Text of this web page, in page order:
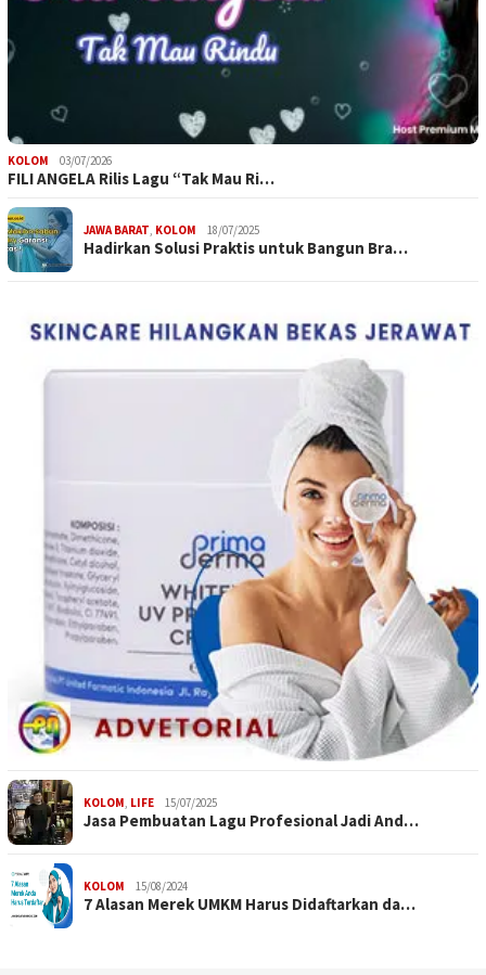
KOLOM 03/07/2026
FILI ANGELA Rilis Lagu “Tak Mau Ri…
JAWA BARAT, KOLOM 18/07/2025
Hadirkan Solusi Praktis untuk Bangun Bra…
KOLOM, LIFE 15/07/2025
Jasa Pembuatan Lagu Profesional Jadi And…
KOLOM 15/08/2024
7 Alasan Merek UMKM Harus Didaftarkan da…